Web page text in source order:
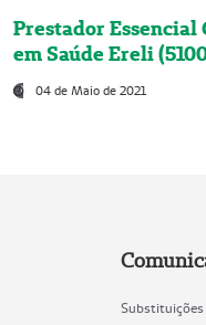
Prestador Essencial
em Saúde Ereli
04 de Maio de 2021
Substituições